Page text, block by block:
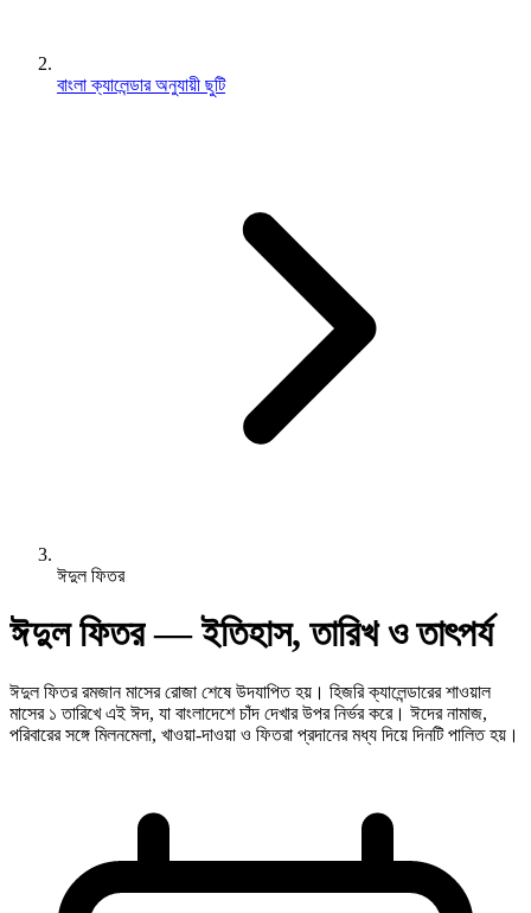
বাংলা ক্যালেন্ডার অনুযায়ী ছুটি
ঈদুল ফিতর
ঈদুল ফিতর — ইতিহাস, তারিখ ও তাৎপর্য
ঈদুল ফিতর রমজান মাসের রোজা শেষে উদযাপিত হয়। হিজরি ক্যালেন্ডারের শাওয়াল
মাসের ১ তারিখে এই ঈদ, যা বাংলাদেশে চাঁদ দেখার উপর নির্ভর করে। ঈদের নামাজ,
পরিবারের সঙ্গে মিলনমেলা, খাওয়া-দাওয়া ও ফিতরা প্রদানের মধ্য দিয়ে দিনটি পালিত হয়।